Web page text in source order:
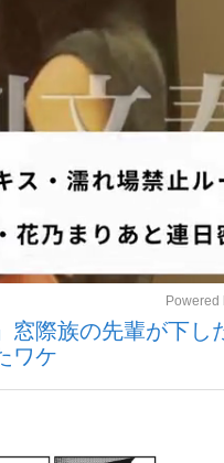
監督に... 「最
「ク
#後藤真希 #森岡毅
Powered
際族の先輩が下し
ワケ